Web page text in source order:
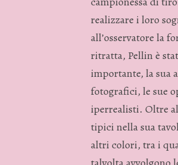
realizzare i loro
all’osservatore la
ritratta, Pellin è
importante, la sua
fotografici, le sue
iperrealisti. Oltre
tipici nella sua
altri colori, tra i